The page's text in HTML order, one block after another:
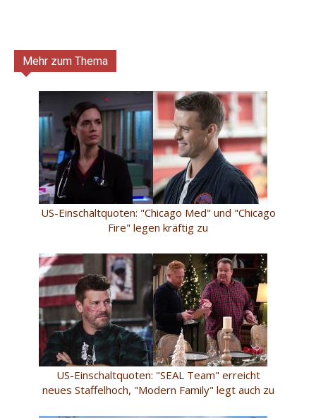
Mehr zum Thema
US-Einschaltquoten: "Chicago Med" und "Chicago
Fire" legen kräftig zu
US-Einschaltquoten: "SEAL Team" erreicht
neues Staffelhoch, "Modern Family" legt auch zu